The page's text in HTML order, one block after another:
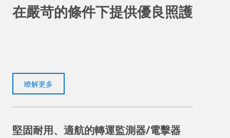
在嚴苛的條件下提供優良照護
瞭解更多
堅固耐用、適航的轉運監測器/電擊器